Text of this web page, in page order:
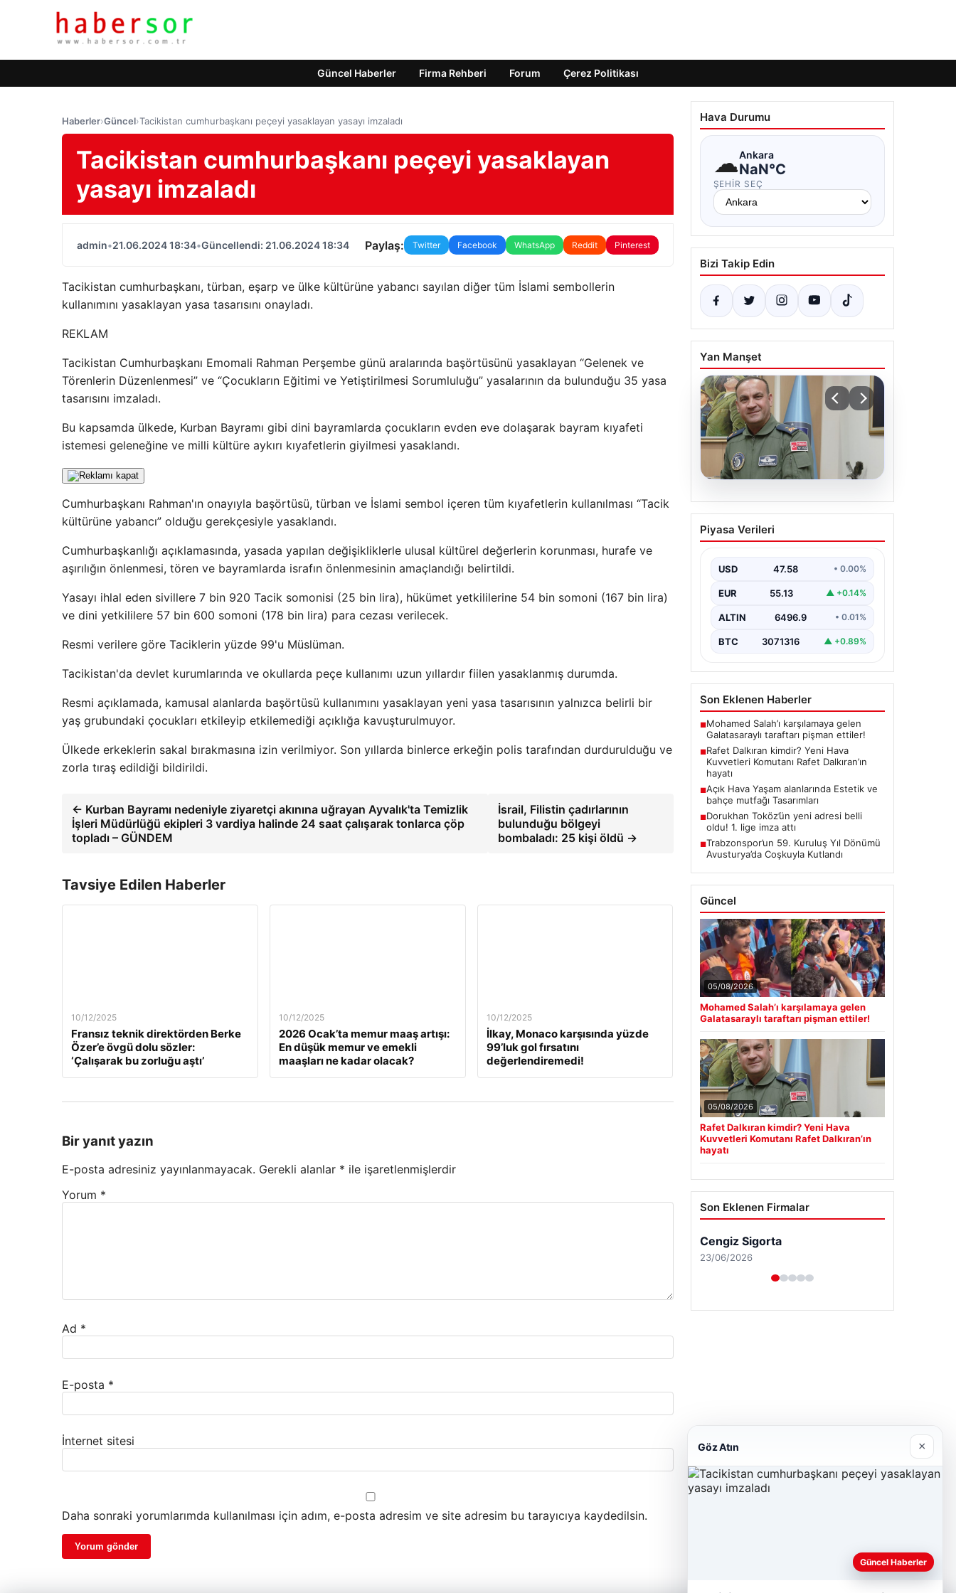
Güncel Haberler Firma Rehberi Forum Çerez Politikası
Haberler›Güncel›Tacikistan cumhurbaşkanı peçeyi yasaklayan yasayı imzaladı
Tacikistan cumhurbaşkanı peçeyi yasaklayan
yasayı imzaladı
admin•21.06.2024 18:34•Güncellendi: 21.06.2024 18:34 Paylaş: Twitter Facebook WhatsApp Reddit Pinterest
Tacikistan cumhurbaşkanı, türban, eşarp ve ülke kültürüne yabancı sayılan diğer tüm İslami sembollerin
kullanımını yasaklayan yasa tasarısını onayladı.
REKLAM
Tacikistan Cumhurbaşkanı Emomali Rahman Perşembe günü aralarında başörtüsünü yasaklayan “Gelenek ve
Törenlerin Düzenlenmesi” ve “Çocukların Eğitimi ve Yetiştirilmesi Sorumluluğu” yasalarının da bulunduğu 35 yasa
tasarısını imzaladı.
Bu kapsamda ülkede, Kurban Bayramı gibi dini bayramlarda çocukların evden eve dolaşarak bayram kıyafeti
istemesi geleneğine ve milli kültüre aykırı kıyafetlerin giyilmesi yasaklandı.
Cumhurbaşkanı Rahman'ın onayıyla başörtüsü, türban ve İslami sembol içeren tüm kıyafetlerin kullanılması “Tacik
kültürüne yabancı” olduğu gerekçesiyle yasaklandı.
Cumhurbaşkanlığı açıklamasında, yasada yapılan değişikliklerle ulusal kültürel değerlerin korunması, hurafe ve
aşırılığın önlenmesi, tören ve bayramlarda israfın önlenmesinin amaçlandığı belirtildi.
Yasayı ihlal eden sivillere 7 bin 920 Tacik somonisi (25 bin lira), hükümet yetkililerine 54 bin somoni (167 bin lira)
ve dini yetkililere 57 bin 600 somoni (178 bin lira) para cezası verilecek.
Resmi verilere göre Taciklerin yüzde 99'u Müslüman.
Tacikistan'da devlet kurumlarında ve okullarda peçe kullanımı uzun yıllardır fiilen yasaklanmış durumda.
Resmi açıklamada, kamusal alanlarda başörtüsü kullanımını yasaklayan yeni yasa tasarısının yalnızca belirli bir
yaş grubundaki çocukları etkileyip etkilemediği açıklığa kavuşturulmuyor.
Ülkede erkeklerin sakal bırakmasına izin verilmiyor. Son yıllarda binlerce erkeğin polis tarafından durdurulduğu ve
zorla tıraş edildiği bildirildi.
← Kurban Bayramı nedeniyle ziyaretçi akınına uğrayan Ayvalık'ta Temizlik
İşleri Müdürlüğü ekipleri 3 vardiya halinde 24 saat çalışarak tonlarca çöp
topladı – GÜNDEM
İsrail, Filistin çadırlarının
bulunduğu bölgeyi
bombaladı: 25 kişi öldü →
Tavsiye Edilen Haberler
10/12/2025
Fransız teknik direktörden Berke
Özer’e övgü dolu sözler:
‘Çalışarak bu zorluğu aştı’
10/12/2025
2026 Ocak’ta memur maaş artışı:
En düşük memur ve emekli
maaşları ne kadar olacak?
10/12/2025
İlkay, Monaco karşısında yüzde
99’luk gol fırsatını
değerlendiremedi!
Bir yanıt yazın
E-posta adresiniz yayınlanmayacak. Gerekli alanlar * ile işaretlenmişlerdir
Yorum *
Ad *
E-posta *
İnternet sitesi
Daha sonraki yorumlarımda kullanılması için adım, e-posta adresim ve site adresim bu tarayıcıya kaydedilsin.
Hava Durumu
☁Ankara
NaN°C
ŞEHIR SEÇ
Bizi Takip Edin
Yan Manşet
Rafet Dalkıran kimdir?
Yeni Hava Kuvvetleri
Dalkıran’ın hayatı
Piyasa Verileri
USD 47.58 • 0.00%
EUR 55.13 ▲ +0.14%
ALTIN 6496.9 • 0.01%
BTC 3071316 ▲ +0.89%
Son Eklenen Haberler
■Mohamed Salah’ı karşılamaya gelen
Galatasaraylı taraftarı pişman ettiler!
■Rafet Dalkıran kimdir? Yeni Hava
Kuvvetleri Komutanı Rafet Dalkıran’ın
hayatı
■Açık Hava Yaşam alanlarında Estetik ve
bahçe mutfağı Tasarımları
■Dorukhan Toköz’ün yeni adresi belli
oldu! 1. lige imza attı
■Trabzonspor’un 59. Kuruluş Yıl Dönümü
Avusturya’da Coşkuyla Kutlandı
Güncel
05/08/2026
Mohamed Salah’ı karşılamaya gelen
Galatasaraylı taraftarı pişman ettiler!
05/08/2026
Rafet Dalkıran kimdir? Yeni Hava
Kuvvetleri Komutanı Rafet Dalkıran’ın
hayatı
Son Eklenen Firmalar
Cengiz Sigorta
23/06/2026
Göz Atın ×
Güncel Haberler